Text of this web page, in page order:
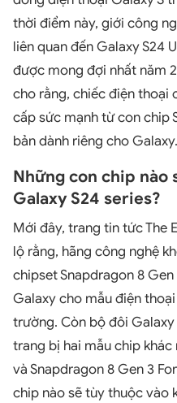
thời điểm này, giới công
liên quan đến Galaxy S24
được mong đợi nhất năm
cho rằng, chiếc điện thoại
cấp sức mạnh từ con chip
bản dành riêng cho Galaxy.
Những con chip nào
Galaxy S24 series?
Mới đây, trang tin tức The
lộ rằng, hãng công nghệ
chipset Snapdragon 8
Galaxy cho mẫu điện
trường. Còn bộ đôi Galaxy
trang bị hai mẫu chip
và Snapdragon 8 Gen 3
chip nào sẽ tùy thuộc vào